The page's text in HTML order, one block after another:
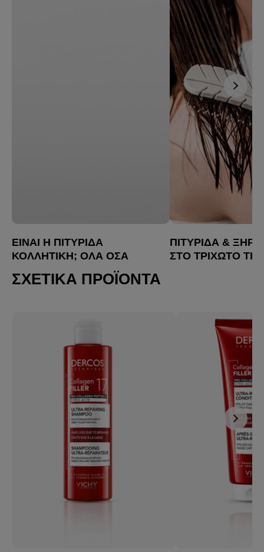
ΕΊΝΑΙ Η ΠΙΤΥΡΊΔΑ
ΚΟΛΛΗΤΙΚΉ; ΌΛΑ ΌΣΑ
ΠΙΤΥΡΊΔΑ &
ΣΤΟ ΤΡΙΧΩΤΌ ΤΗΣ
ΣΧΕΤΙΚΆ ΠΡΟΪΌΝΤΑ